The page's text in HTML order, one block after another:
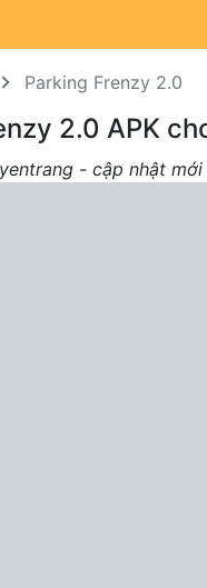
Parking Frenzy 2.0
2.0 APK
- cập nhật